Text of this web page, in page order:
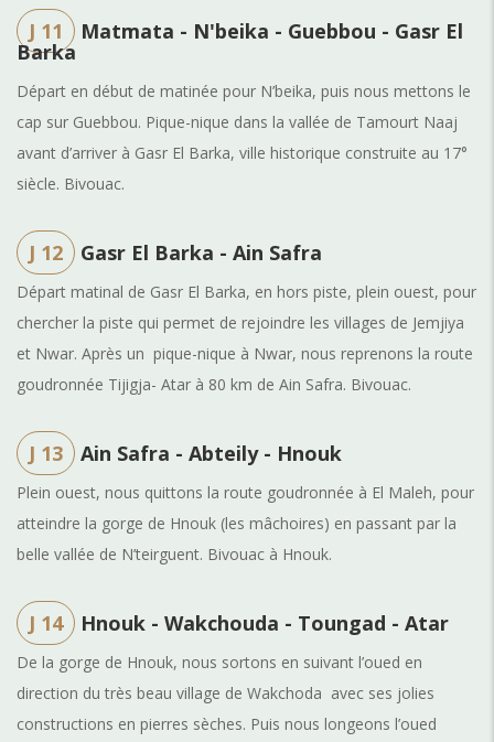
J 11 Matmata - N'beika - Guebbou - Gasr El
Barka
Départ en début de matinée pour N’beika, puis nous mettons le
cap sur Guebbou. Pique-nique dans la vallée de Tamourt Naaj
avant d’arriver à Gasr El Barka, ville historique construite au 17°
siècle. Bivouac.
J 12 Gasr El Barka - Ain Safra
Départ matinal de Gasr El Barka, en hors piste, plein ouest, pour
chercher la piste qui permet de rejoindre les villages de Jemjiya
et Nwar. Après un pique-nique à Nwar, nous reprenons la route
goudronnée Tijigja- Atar à 80 km de Ain Safra. Bivouac.
J 13 Ain Safra - Abteily - Hnouk
Plein ouest, nous quittons la route goudronnée à El Maleh, pour
atteindre la gorge de Hnouk (les mâchoires) en passant par la
belle vallée de N’teirguent. Bivouac à Hnouk.
J 14 Hnouk - Wakchouda - Toungad - Atar
De la gorge de Hnouk, nous sortons en suivant l’oued en
direction du très beau village de Wakchoda avec ses jolies
constructions en pierres sèches. Puis nous longeons l’oued